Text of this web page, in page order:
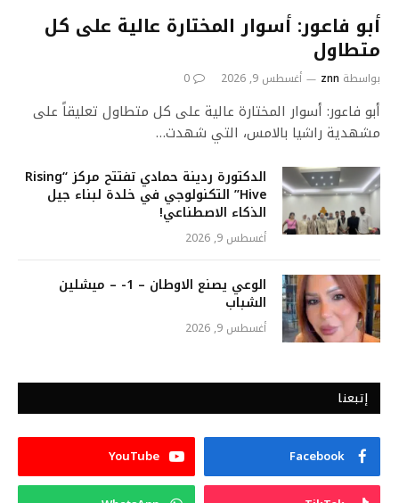
أبو فاعور: أسوار المختارة عالية على كل
متطاول
بواسطة znn أغسطس 9, 2026 0
أبو فاعور: أسوار المختارة عالية على كل متطاول تعليقاً على
مشهدية راشيا بالامس، التي شهدت…
الدكتورة ردينة حمادي تفتتح مركز “Rising
Hive” التكنولوجي في خلدة لبناء جيل
الذكاء الاصطناعي!
أغسطس 9, 2026
الوعي يصنع الاوطان – 1- – ميشلين
الشباب
أغسطس 9, 2026
إتبعنا
Facebook
YouTube